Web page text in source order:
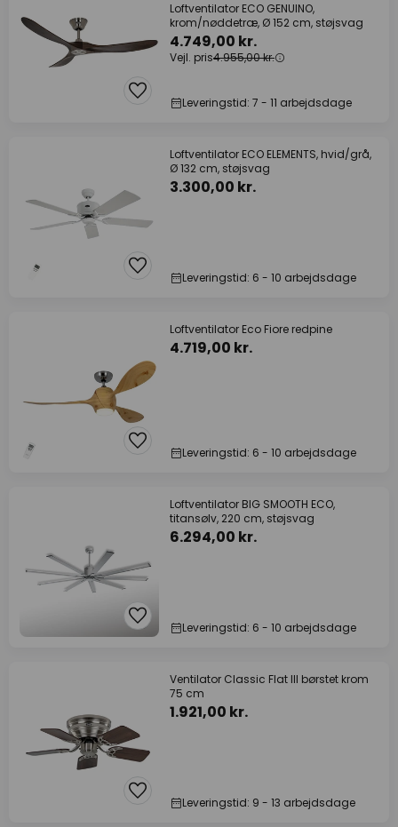
Loftventilator ECO GENUINO,
krom/nøddetræ, Ø 152 cm, støjsvag
4.749,00 kr.
Vejl. pris4.955,00 kr.
Leveringstid: 7 - 11 arbejdsdage
Loftventilator ECO ELEMENTS, hvid/grå,
Ø 132 cm, støjsvag
3.300,00 kr.
Leveringstid: 6 - 10 arbejdsdage
Loftventilator Eco Fiore redpine
4.719,00 kr.
Leveringstid: 6 - 10 arbejdsdage
Loftventilator BIG SMOOTH ECO,
titansølv, 220 cm, støjsvag
6.294,00 kr.
Leveringstid: 6 - 10 arbejdsdage
Ventilator Classic Flat III børstet krom
75 cm
1.921,00 kr.
Leveringstid: 9 - 13 arbejdsdage